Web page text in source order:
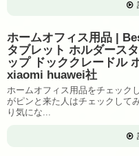
ホームオフィス用品 |
タブレット ホルダース
ップ ドッククレードル
xiaomi huawei社
ホームオフィス用品をチェック
がピンと来た人はチェックして
り気にな...